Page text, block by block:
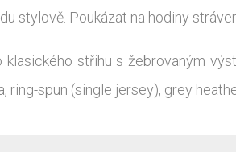
stylově. Poukázat na hodiny
klasického střihu s žebrovaným
ring-spun (single jersey), grey